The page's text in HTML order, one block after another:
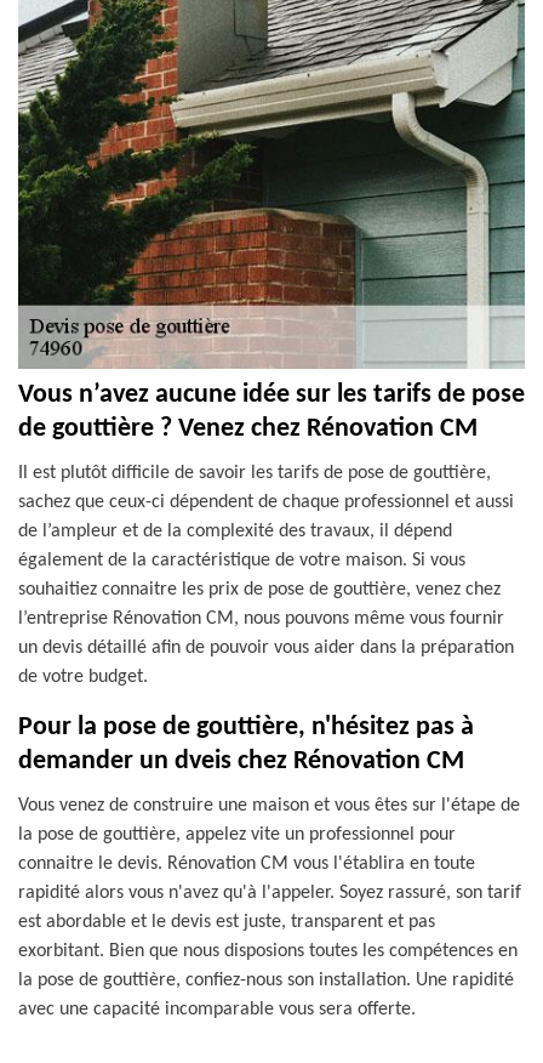
Vous n’avez aucune idée sur les tarifs de pose
de gouttière ? Venez chez Rénovation CM
Il est plutôt difficile de savoir les tarifs de pose de gouttière,
sachez que ceux-ci dépendent de chaque professionnel et aussi
de l’ampleur et de la complexité des travaux, il dépend
également de la caractéristique de votre maison. Si vous
souhaitiez connaitre les prix de pose de gouttière, venez chez
l’entreprise Rénovation CM, nous pouvons même vous fournir
un devis détaillé afin de pouvoir vous aider dans la préparation
de votre budget.
Pour la pose de gouttière, n'hésitez pas à
demander un dveis chez Rénovation CM
Vous venez de construire une maison et vous êtes sur l'étape de
la pose de gouttière, appelez vite un professionnel pour
connaitre le devis. Rénovation CM vous l'établira en toute
rapidité alors vous n'avez qu'à l'appeler. Soyez rassuré, son tarif
est abordable et le devis est juste, transparent et pas
exorbitant. Bien que nous disposions toutes les compétences en
la pose de gouttière, confiez-nous son installation. Une rapidité
avec une capacité incomparable vous sera offerte.